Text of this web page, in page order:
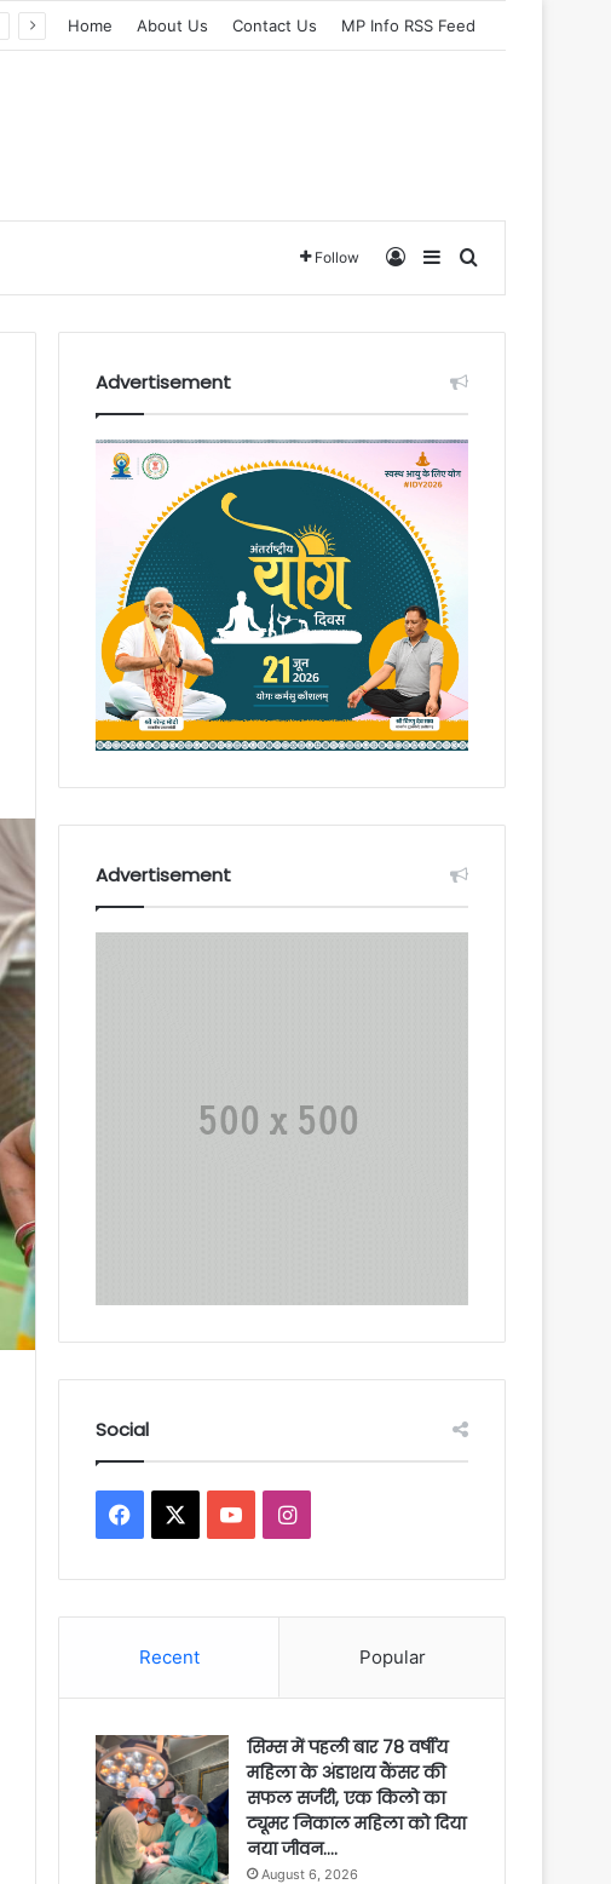
Home About Us Contact Us MP Info RSS Feed
Follow Log InSidebarSearch for
Advertisement
Advertisement
Social
Facebook YouTubeInstagram
Recent Popular
सिम्स में पहली बार 78 वर्षीय
महिला के अंडाशय कैंसर की
सफल सर्जरी, एक किलो का
ट्यूमर निकाल महिला को दिया
नया जीवन….
August 6, 2026